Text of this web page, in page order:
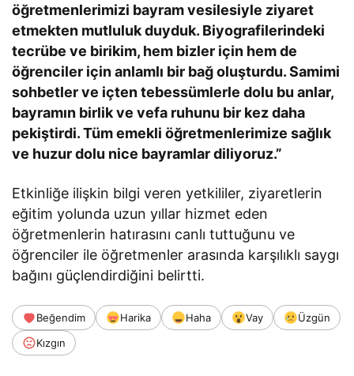
öğretmenlerimizi bayram vesilesiyle ziyaret
etmekten mutluluk duyduk. Biyografilerindeki
tecrübe ve birikim, hem bizler için hem de
öğrenciler için anlamlı bir bağ oluşturdu. Samimi
sohbetler ve içten tebessümlerle dolu bu anlar,
bayramın birlik ve vefa ruhunu bir kez daha
pekiştirdi. Tüm emekli öğretmenlerimize sağlık
ve huzur dolu nice bayramlar diliyoruz.”
Etkinliğe ilişkin bilgi veren yetkililer, ziyaretlerin
eğitim yolunda uzun yıllar hizmet eden
öğretmenlerin hatırasını canlı tuttuğunu ve
öğrenciler ile öğretmenler arasında karşılıklı saygı
bağını güçlendirdiğini belirtti.
Beğendim Harika Haha Vay
Üzgün
Kızgın